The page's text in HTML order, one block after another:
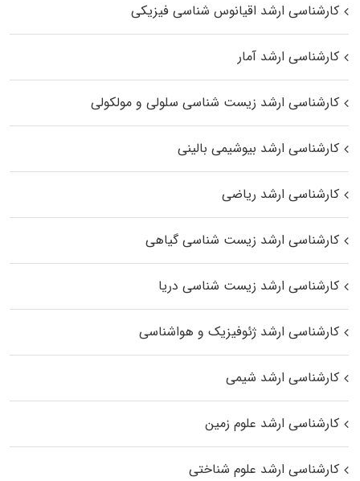
کارشناسی ارشد اقیانوس‌ شناسی فیزیکی
کارشناسی ارشد آمار
کارشناسی ارشد زیست شناسی سلولی و مولکولی
کارشناسی ارشد بیوشیمی بالینی
کارشناسی ارشد ریاضی
کارشناسی ارشد زیست‌ شناسی گیاهی
کارشناسی ارشد زیست‌ شناسی دریا
کارشناسی ارشد ژئوفیزیک و هواشناسی
کارشناسی ارشد شیمی
کارشناسی ارشد علوم زمین
کارشناسی ارشد علوم شناختی